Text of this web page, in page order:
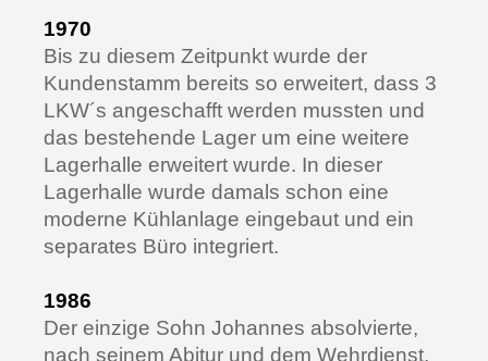
1970
Bis zu diesem Zeitpunkt wurde der
Kundenstamm bereits so erweitert, dass 3
LKW´s angeschafft werden mussten und
das bestehende Lager um eine weitere
Lagerhalle erweitert wurde. In dieser
Lagerhalle wurde damals schon eine
moderne Kühlanlage eingebaut und ein
separates Büro integriert.
1986
Der einzige Sohn Johannes absolvierte,
nach seinem Abitur und dem Wehrdienst,